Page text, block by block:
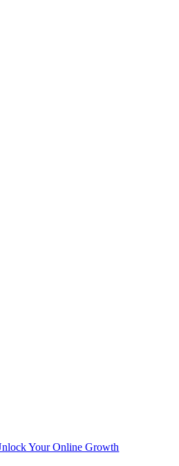
Your Online Growth